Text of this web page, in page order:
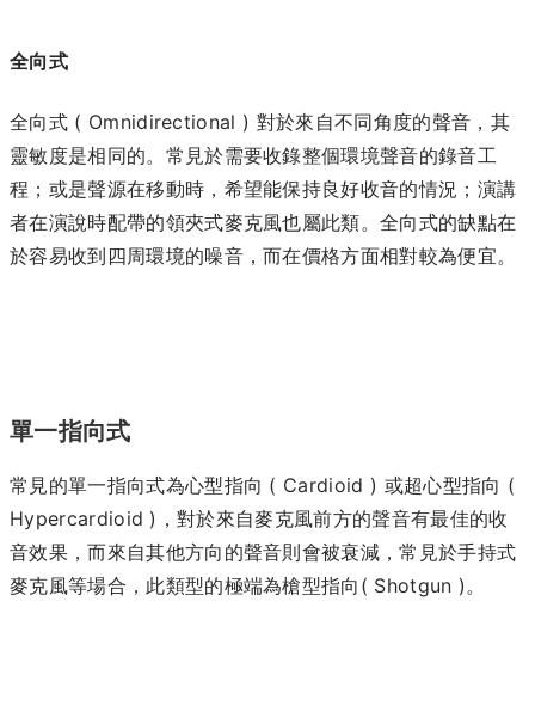
全向式
全向式 ( Omnidirectional ) 對於來自不同角度的聲音，其
靈敏度是相同的。常見於需要收錄整個環境聲音的錄音工
程；或是聲源在移動時，希望能保持良好收音的情況；演講
者在演說時配帶的領夾式麥克風也屬此類。全向式的缺點在
於容易收到四周環境的噪音，而在價格方面相對較為便宜。
單一指向式
常見的單一指向式為心型指向 ( Cardioid ) 或超心型指向 (
Hypercardioid )，對於來自麥克風前方的聲音有最佳的收
音效果，而來自其他方向的聲音則會被衰減，常見於手持式
麥克風等場合，此類型的極端為槍型指向( Shotgun )。